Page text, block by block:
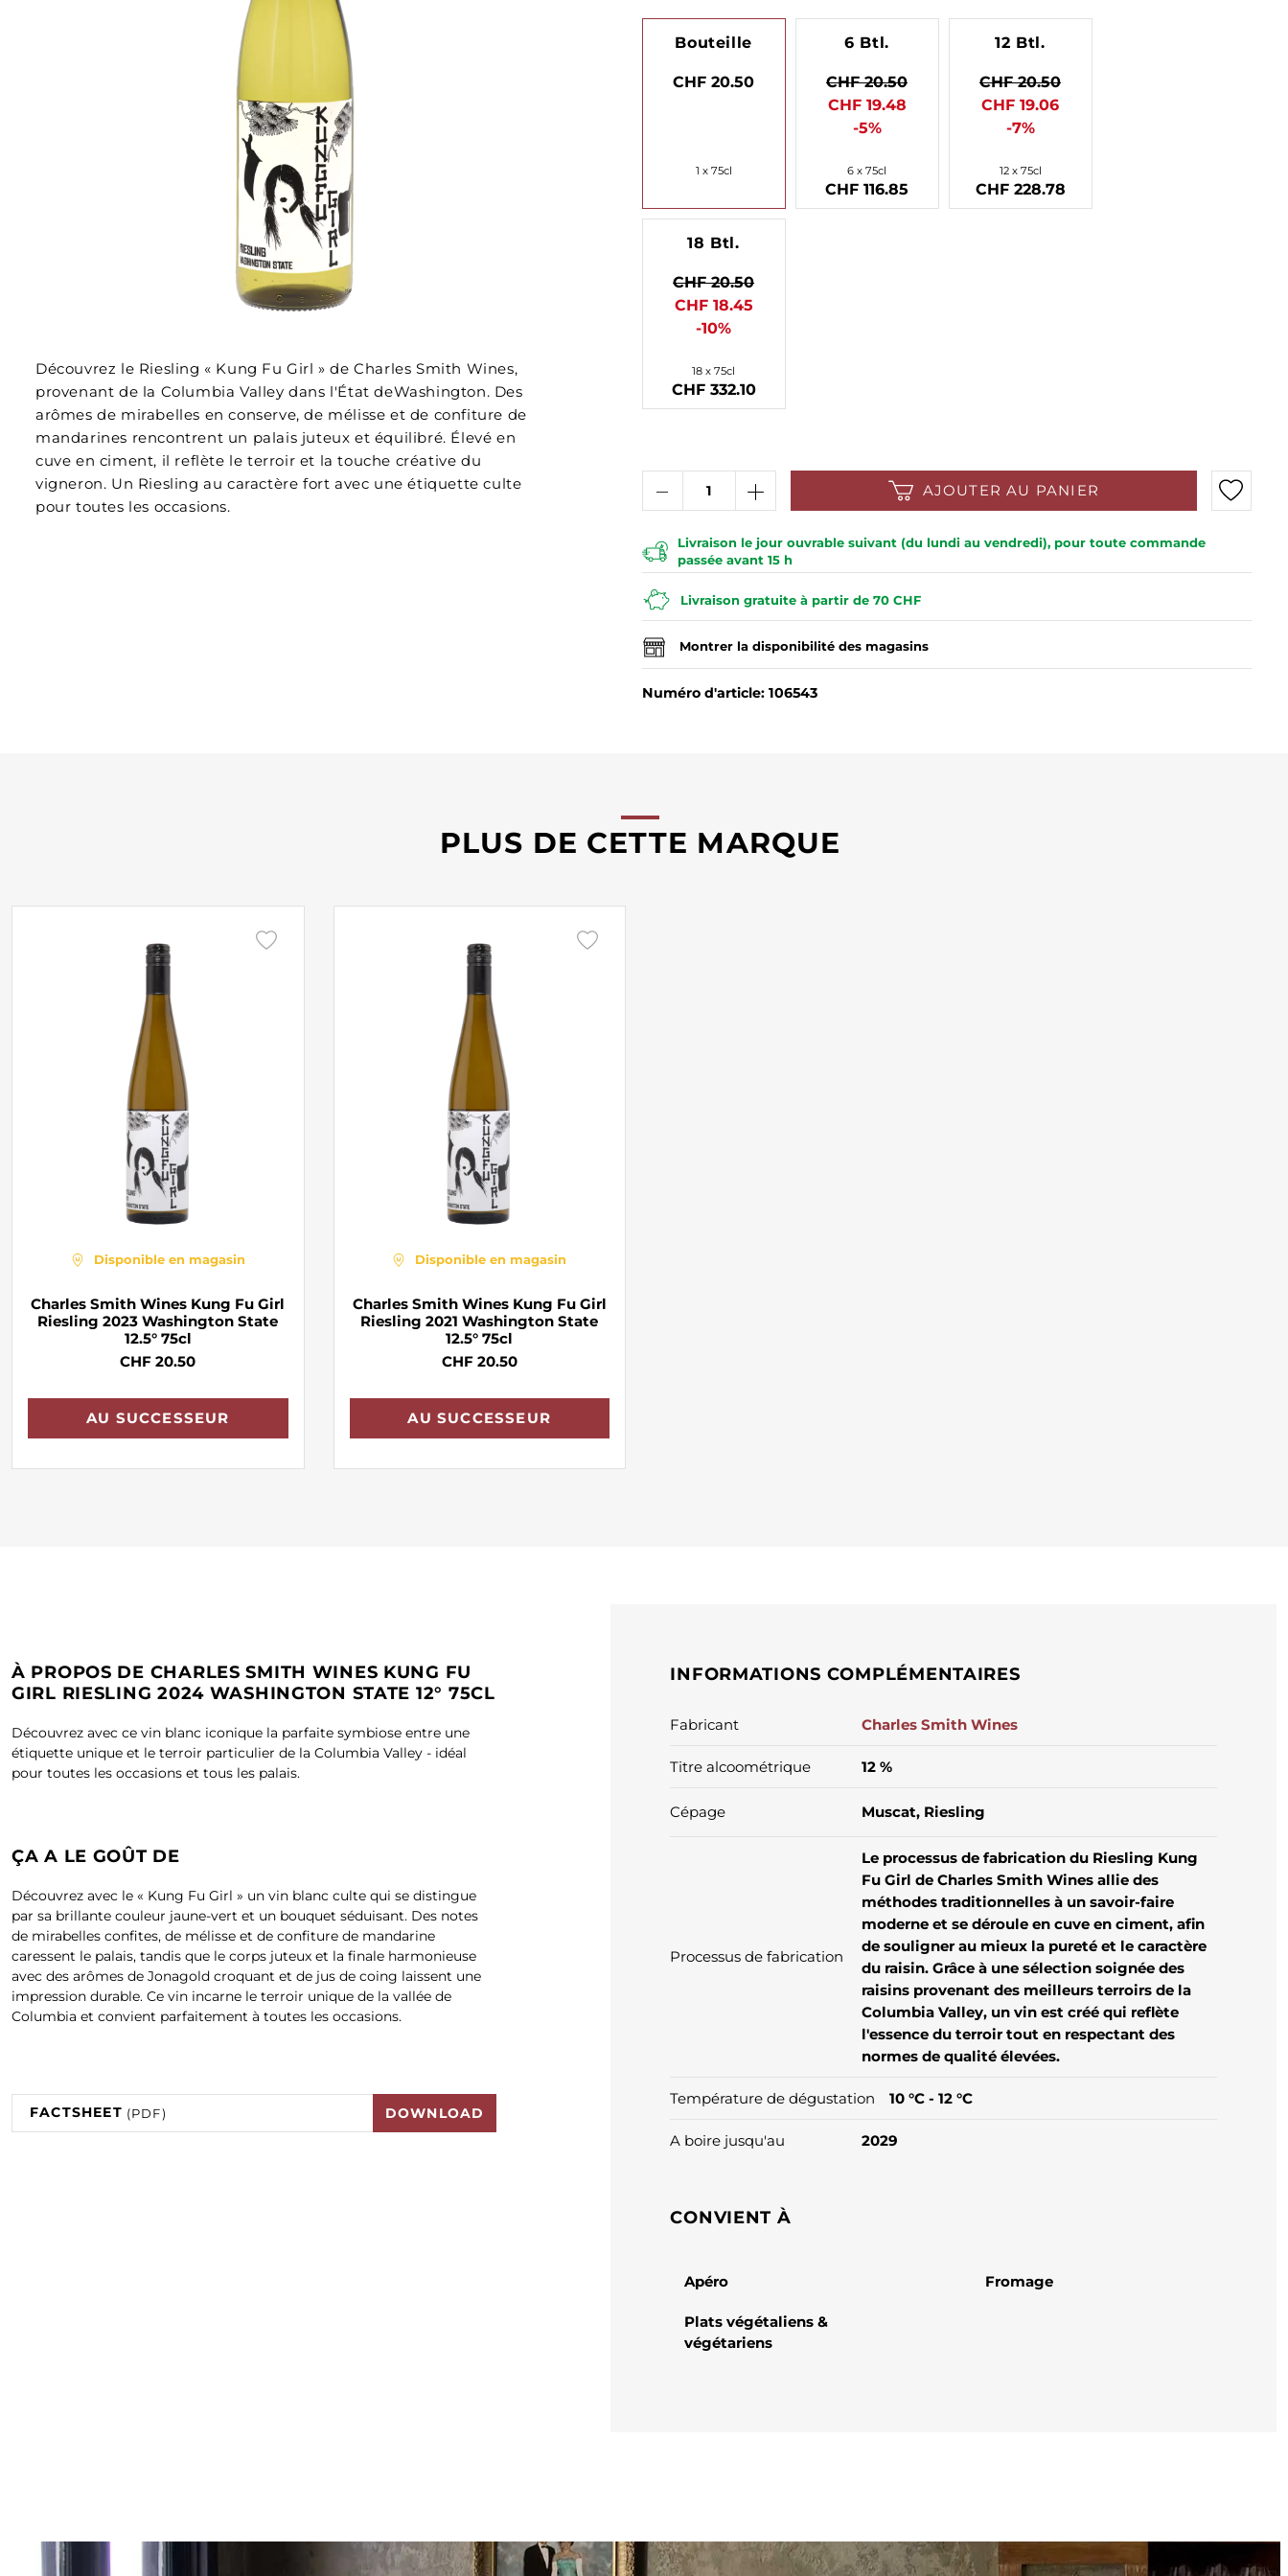
Découvrez le Riesling « Kung Fu Girl » de Charles Smith Wines,
provenant de la Columbia Valley dans l'État deWashington. Des
arômes de mirabelles en conserve, de mélisse et de confiture de
mandarines rencontrent un palais juteux et équilibré. Élevé en
cuve en ciment, il reflète le terroir et la touche créative du
vigneron. Un Riesling au caractère fort avec une étiquette culte
pour toutes les occasions.
Bouteille
CHF 20.50
1 x 75cl
6 Btl.
CHF 20.50
CHF 19.48
-5%
6 x 75cl
CHF 116.85
12 Btl.
CHF 20.50
CHF 19.06
-7%
12 x 75cl
CHF 228.78
18 Btl.
CHF 20.50
CHF 18.45
-10%
18 x 75cl
CHF 332.10
AJOUTER AU PANIER
Livraison le jour ouvrable suivant (du lundi au vendredi), pour toute commande
passée avant 15 h
Livraison gratuite à partir de 70 CHF
Montrer la disponibilité des magasins
Numéro d'article: 106543
PLUS DE CETTE MARQUE
Disponible en magasin
Charles Smith Wines Kung Fu Girl
Riesling 2023 Washington State
12.5° 75cl
CHF 20.50
AU SUCCESSEUR
Disponible en magasin
Charles Smith Wines Kung Fu Girl
Riesling 2021 Washington State
12.5° 75cl
CHF 20.50
AU SUCCESSEUR
À PROPOS DE CHARLES SMITH WINES KUNG FU
GIRL RIESLING 2024 WASHINGTON STATE 12° 75CL
Découvrez avec ce vin blanc iconique la parfaite symbiose entre une
étiquette unique et le terroir particulier de la Columbia Valley - idéal
pour toutes les occasions et tous les palais.
ÇA A LE GOÛT DE
Découvrez avec le « Kung Fu Girl » un vin blanc culte qui se distingue
par sa brillante couleur jaune-vert et un bouquet séduisant. Des notes
de mirabelles confites, de mélisse et de confiture de mandarine
caressent le palais, tandis que le corps juteux et la finale harmonieuse
avec des arômes de Jonagold croquant et de jus de coing laissent une
impression durable. Ce vin incarne le terroir unique de la vallée de
Columbia et convient parfaitement à toutes les occasions.
FACTSHEET (PDF) DOWNLOAD
INFORMATIONS COMPLÉMENTAIRES
Fabricant Charles Smith Wines
Titre alcoométrique 12 %
Cépage Muscat, Riesling
Processus de fabrication
Le processus de fabrication du Riesling Kung
Fu Girl de Charles Smith Wines allie des
méthodes traditionnelles à un savoir-faire
moderne et se déroule en cuve en ciment, afin
de souligner au mieux la pureté et le caractère
du raisin. Grâce à une sélection soignée des
raisins provenant des meilleurs terroirs de la
Columbia Valley, un vin est créé qui reflète
l'essence du terroir tout en respectant des
normes de qualité élevées.
Température de dégustation 10 °C - 12 °C
A boire jusqu'au 2029
CONVIENT À
Apéro Fromage
Plats végétaliens &
végétariens